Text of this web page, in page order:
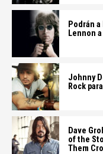
Podrán
Lennon
Johnny
Rock
Dave
of the
Them